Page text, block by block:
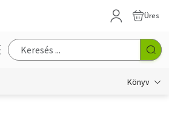
Üres
Könyv